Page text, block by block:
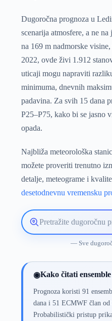
Dugoročna prognoza u
scenarija atmosfere, a ne
na 169 m nadmorske
2022, ovde živi 1.912
uticaji mogu napraviti
minimuma, dnevnih
padavina. Za svih 15 dana
P25–P75, kako bi se jasno
opada.
Najbliža meteorološka
možete proveriti trenutno
detalje, meteograme i
desetodnevnu vremensku
Pretražite
lokaciju
— Sve
◉Kako čitati
Prognoza koristi 91
dana i 51 ECMWF član od
Probabilistički pristup